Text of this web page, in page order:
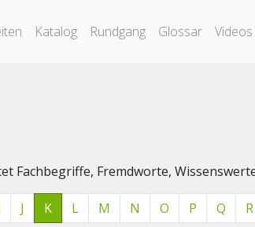
Katalog Rundgang Glossar Videos
Fachbegriffe, Fremdworte,
J K L M N O P Q R